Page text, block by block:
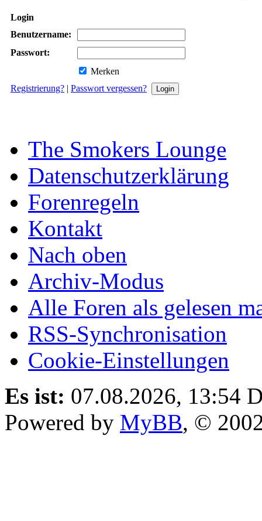
Login
Benutzername:
Passwort:
Merken
Registrierung? | Passwort vergessen?
The Smokers Lounge
Datenschutzerklärung
Forenregeln
Kontakt
Nach oben
Archiv-Modus
Alle Foren als gelesen
RSS-Synchronisation
Cookie-Einstellungen
Es ist: 07.08.2026, 13:54
Powered by MyBB, ©